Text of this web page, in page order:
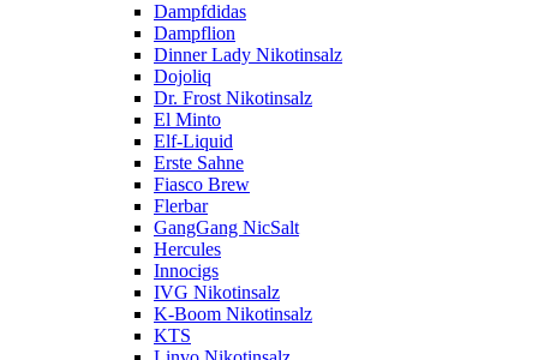
Dampfdidas
Dampflion
Dinner Lady Nikotinsalz
Dojoliq
Dr. Frost Nikotinsalz
El Minto
Elf-Liquid
Erste Sahne
Fiasco Brew
Flerbar
GangGang NicSalt
Hercules
Innocigs
IVG Nikotinsalz
K-Boom Nikotinsalz
KTS